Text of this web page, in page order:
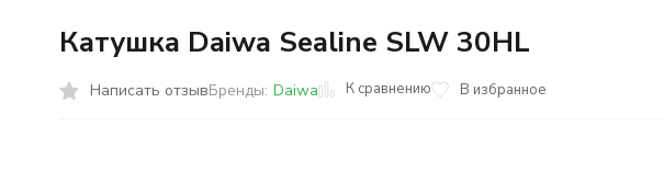
Катушка Daiwa Sealine SLW 30HL
Написать отзывБренды: Daiwa К сравнению В избранное